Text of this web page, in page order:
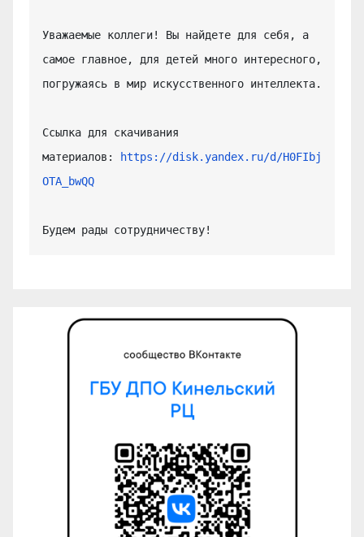
Уважаемые коллеги! Вы найдете для себя, а
самое главное, для детей много интересного,
погружаясь в мир искусственного интеллекта.
Ссылка для скачивания
материалов:
https://disk.yandex.ru/d/H0FIbj
OTA_bwQQ
Будем рады сотрудничеству!